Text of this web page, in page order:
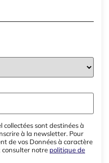
collectées sont destinées à
à la newsletter. Pour
de vos Données à caractère
consulter notre politique de